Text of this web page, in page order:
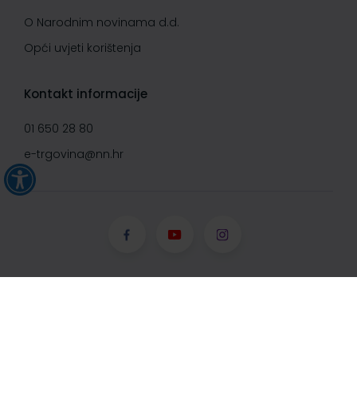
O Narodnim novinama d.d.
Opći uvjeti korištenja
Kontakt informacije
01 650 28 80
e-trgovina@nn.hr